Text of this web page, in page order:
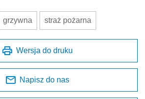
grzywna straż pożarna
Wersja do druku
Napisz do nas